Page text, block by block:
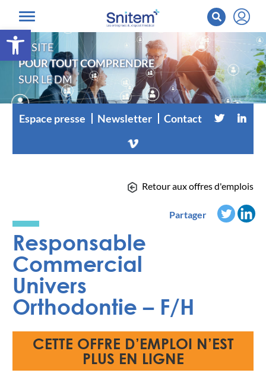
Ouvrir la barre d’outils
LE SITE
POUR TOUT COMPRENDRE
SUR LE DM
Espace presse Newsletter Contact
Retour aux offres d'emplois
Partager
Responsable
Commercial
Univers
Orthodontie – F/H
CETTE OFFRE D’EMPLOI N’EST
PLUS EN LIGNE